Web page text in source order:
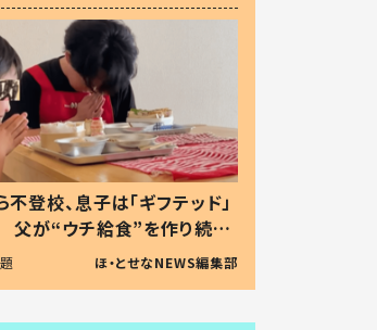
登校、息子は「ギフテッド」
父が“ウチ給食”を作り続け
は #令和の親 #令和の子
ほ・とせなNEWS編集部